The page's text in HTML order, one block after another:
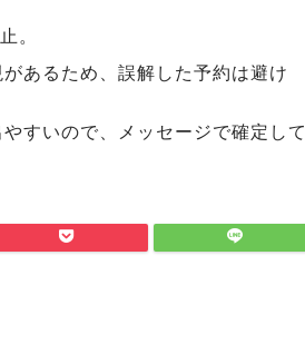
。
があるため、誤解した予約は避け
やすいので、メッセージで確定して